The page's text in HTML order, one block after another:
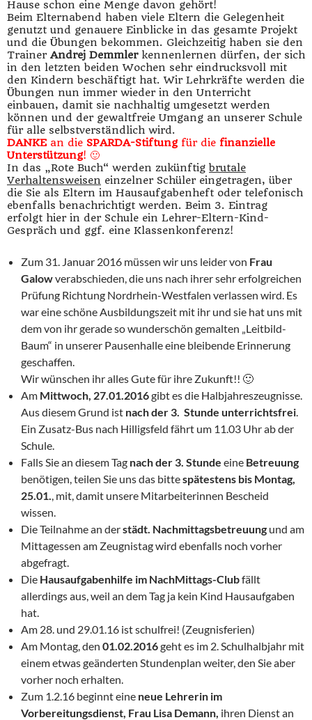
Hause schon eine Menge davon gehört!
Beim Elternabend haben viele Eltern die Gelegenheit
genutzt und genauere Einblicke in das gesamte Projekt
und die Übungen bekommen. Gleichzeitig haben sie den
Trainer Andrej Demmlerkennenlernen dürfen, der sich
in den letzten beiden Wochen sehr eindrucksvoll mit
den Kindern beschäftigt hat. Wir Lehrkräfte werden die
Übungen nun immer wieder in den Unterricht
einbauen, damit sie nachhaltig umgesetzt werden
können und der gewaltfreie Umgang an unserer Schule
für alle selbstverständlich wird.
DANKE an die SPARDA-Stiftung für die finanzielle
Unterstützung! 🙂
In das „Rote Buch“ werden zukünftig brutale
Verhaltensweisen einzelner Schüler eingetragen, über
die Sie als Eltern im Hausaufgabenheft oder telefonisch
ebenfalls benachrichtigt werden. Beim 3. Eintrag
erfolgt hier in der Schule ein Lehrer-Eltern-Kind-
Gespräch und ggf. eine Klassenkonferenz!
Zum 31. Januar 2016 müssen wir uns leider von Frau
Galowverabschieden, die uns nach ihrer sehr erfolgreichen
Prüfung Richtung Nordrhein-Westfalen verlassen wird. Es
war eine schöne Ausbildungszeit mit ihr und sie hat uns mit
dem von ihr gerade so wunderschön gemalten „Leitbild-
Baum“ in unserer Pausenhalle eine bleibende Erinnerung
geschaffen.
Wir wünschen ihr alles Gute für ihre Zukunft!! 🙂
Am Mittwoch, 27.01.2016gibt es die Halbjahreszeugnisse.
Aus diesem Grund ist nach der 3. Stunde unterrichtsfrei.
Ein Zusatz-Bus nach Hilligsfeld fährt um 11.03 Uhr ab der
Schule.
Falls Sie an diesem Tag nach der 3. Stunde eine Betreuung
benötigen, teilen Sie uns das bittespätestens bis Montag,
25.01., mit, damit unsere Mitarbeiterinnen Bescheid
wissen.
Die Teilnahme an derstädt. Nachmittagsbetreuung und am
Mittagessen am Zeugnistag wird ebenfalls noch vorher
abgefragt.
Die Hausaufgabenhilfe im NachMittags-Clubfällt
allerdings aus, weil an dem Tag ja kein Kind Hausaufgaben
hat.
Am 28. und 29.01.16 ist schulfrei! (Zeugnisferien)
Am Montag, den 01.02.2016geht es im 2. Schulhalbjahr mit
einem etwas geänderten Stundenplan weiter, den Sie aber
vorher noch erhalten.
Zum 1.2.16 beginnt eine neue Lehrerin im
Vorbereitungsdienst, Frau Lisa Demann, ihren Dienst an